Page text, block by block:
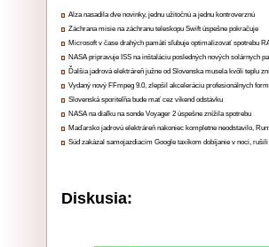
Alza nasadila dve novinky, jednu užitočnú a jednu kontroverznú
Záchrana misie na záchranu teleskopu Swift úspešne pokračuje
Microsoft v čase drahých pamätí sľubuje optimalizovať spotrebu
NASA pripravuje ISS na inštaláciu posledných nových solárnych
Ďalšia jadrová elektráreň južne od Slovenska musela kvôli teplu
Vydaný nový FFmpeg 9.0, zlepšil akceleráciu profesionálnych
Slovenská sporiteľňa bude mať cez víkend odstávku
NASA na diaľku na sonde Voyager 2 úspešne znížila spotrebu
Maďarsko jadrovú elektráreň nakoniec kompletne neodstavilo,
Súd zakázal samojazdiacim Google taxíkom dobíjanie v noci,
Diskusia: